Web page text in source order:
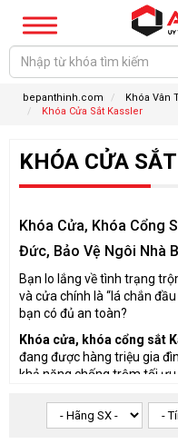
bepanthinh.com Khóa Vân
Khóa Cửa Sắt Kassler
KHÓA CỬA
Khóa Cửa, Khóa Cổng
Đức, Bảo Vệ Ngôi Nhà
Bạn lo lắng về tình trạng
và cửa chính là “lá chắn
bạn có đủ an toàn?
Khóa cửa, khóa cổng sắt
đang được hàng triệu gia
khả năng chống trộm tối
trong môi trường khắc
điện tử tích hợp mang đến